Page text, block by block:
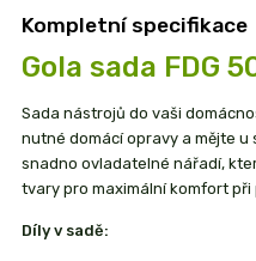
Kompletní specifikace
Gola sada FDG
Sada nástrojů do vaši
nutné domácí opravy a mějte u
snadno ovladatelné nářadí,
tvary pro maximální komfort při
Díly v sadě: